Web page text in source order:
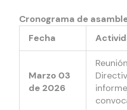
Cronograma de
Fecha
Marzo 03
de 2026